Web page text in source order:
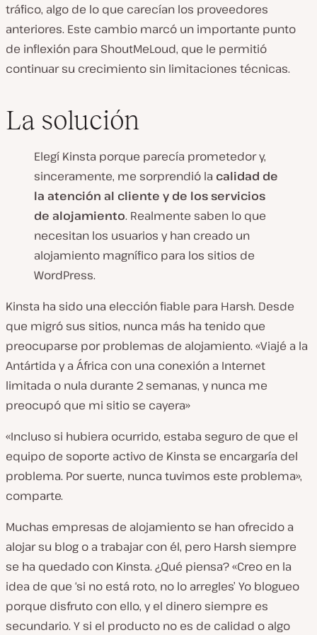
tráfico, algo de lo que carecían los proveedores
anteriores. Este cambio marcó un importante punto
de inflexión para ShoutMeLoud, que le permitió
continuar su crecimiento sin limitaciones técnicas.
La solución
Elegí Kinsta porque parecía prometedor y,
sinceramente, me sorprendió la calidad de
la atención al cliente y de los servicios
de alojamiento. Realmente saben lo que
necesitan los usuarios y han creado un
alojamiento magnífico para los sitios de
WordPress.
Kinsta ha sido una elección fiable para Harsh. Desde
que migró sus sitios, nunca más ha tenido que
preocuparse por problemas de alojamiento. «Viajé a la
Antártida y a África con una conexión a Internet
limitada o nula durante 2 semanas, y nunca me
preocupó que mi sitio se cayera»
«Incluso si hubiera ocurrido, estaba seguro de que el
equipo de soporte activo de Kinsta se encargaría del
problema. Por suerte, nunca tuvimos este problema»,
comparte.
Muchas empresas de alojamiento se han ofrecido a
alojar su blog o a trabajar con él, pero Harsh siempre
se ha quedado con Kinsta. ¿Qué piensa? «Creo en la
idea de que ‘si no está roto, no lo arregles’ Yo blogueo
porque disfruto con ello, y el dinero siempre es
secundario. Y si el producto no es de calidad o algo